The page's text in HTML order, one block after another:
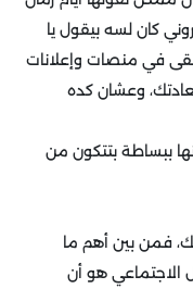
كان لسه بيقول يا
بقى في منصات وإعلانات
وعشان كده
ببساطة بتتكون من
فمن بين أهم ما
الاجتماعي هو أن